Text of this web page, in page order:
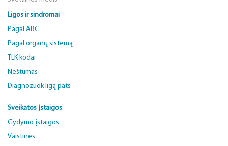
Ligos ir sindromai
Pagal ABC
Pagal organų sistemą
TLK kodai
Nėštumas
Diagnozuok ligą pats
Sveikatos įstaigos
Gydymo įstaigos
Vaistinės